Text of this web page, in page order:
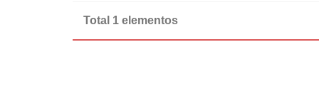
Total 1 elementos